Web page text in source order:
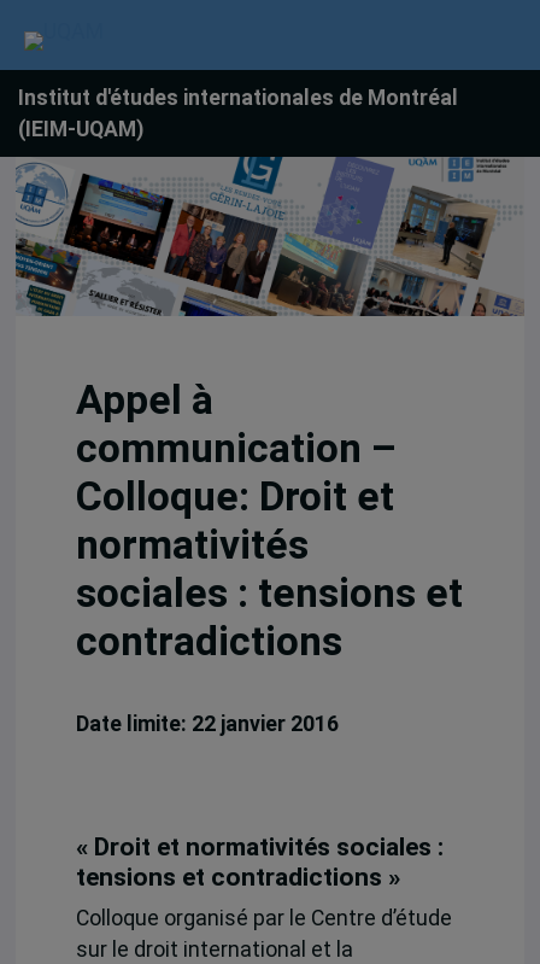
Institut d'études internationales de Montréal
(IEIM-UQAM)
Appel à
communication –
Colloque: Droit et
normativités
sociales : tensions et
contradictions
Date limite: 22 janvier 2016
« Droit et normativités sociales :
tensions et contradictions »
Colloque organisé par le Centre d’étude
sur le droit international et la